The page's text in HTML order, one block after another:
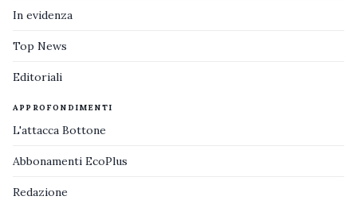
In evidenza
Top News
Editoriali
APPROFONDIMENTI
L'attacca Bottone
Abbonamenti EcoPlus
Redazione